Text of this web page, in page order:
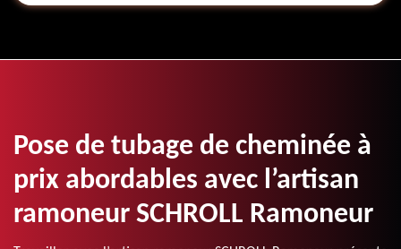
Pose de tubage de cheminée à
prix abordables avec l’artisan
ramoneur SCHROLL Ramoneur